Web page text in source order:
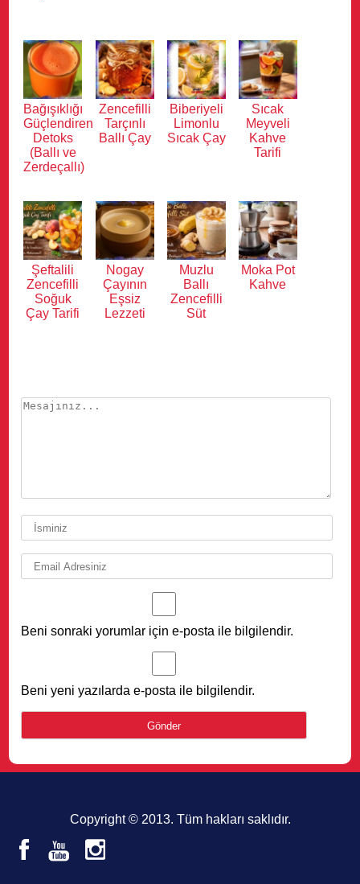
Bağışıklığı
Güçlendiren
Detoks
(Ballı ve
Zerdeçallı)
Zencefilli
Tarçınlı
Ballı Çay
Biberiyeli
Limonlu
Sıcak Çay
Sıcak
Meyveli
Kahve
Tarifi
Şeftalili
Zencefilli
Soğuk
Çay Tarifi
Nogay
Çayının
Eşsiz
Lezzeti
Muzlu
Ballı
Zencefilli
Süt
Moka Pot
Kahve
Beni sonraki yorumlar için e-posta ile bilgilendir.
Beni yeni yazılarda e-posta ile bilgilendir.
Copyright © 2013. Tüm hakları saklıdır.